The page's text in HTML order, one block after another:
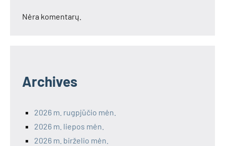
Nėra komentarų.
Archives
2026 m. rugpjūčio mėn.
2026 m. liepos mėn.
2026 m. birželio mėn.